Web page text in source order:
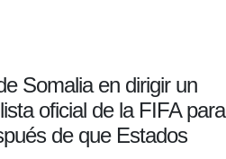
Somalia en dirigir un
oficial de la FIFA para
de que Estados